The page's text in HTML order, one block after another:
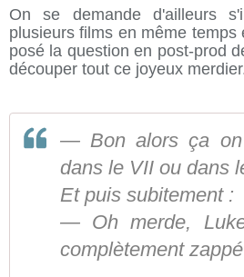
On se demande d'ailleurs
plusieurs films en même temps
posé la question en post-prod
découper tout ce joyeux
— Bon alors ça
dans le VII ou dans
Et puis subitement :
— Oh merde,
complètement